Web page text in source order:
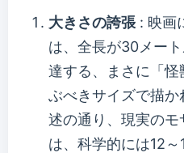
大きさの誇張 : 映画
は、全長が30メー
達する、まさに「
ぶべきサイズで描
述の通り、現実の
は、科学的には12